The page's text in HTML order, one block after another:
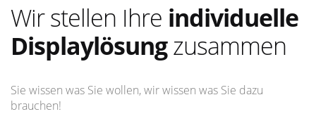
Wir stellen Ihre individuelle
Displaylösungzusammen
Sie wissen was Sie wollen, wir wissen was Sie dazu
brauchen!